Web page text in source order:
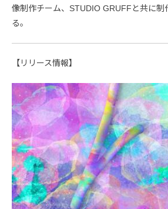
像制作チーム、STUDIO GRUFFと共に制
る。
【リリース情報】